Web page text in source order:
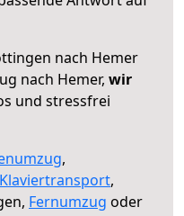
nach Hemer
nach Hemer, wir
und stressfrei
,
Klaviertransport,
Fernumzug oder